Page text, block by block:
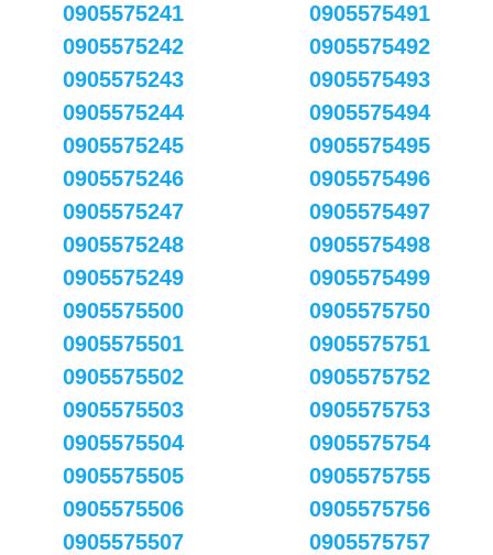
0905575241
0905575242
0905575243
0905575244
0905575245
0905575246
0905575247
0905575248
0905575249
0905575491
0905575492
0905575493
0905575494
0905575495
0905575496
0905575497
0905575498
0905575499
0905575500
0905575501
0905575502
0905575503
0905575504
0905575505
0905575506
0905575507
0905575750
0905575751
0905575752
0905575753
0905575754
0905575755
0905575756
0905575757